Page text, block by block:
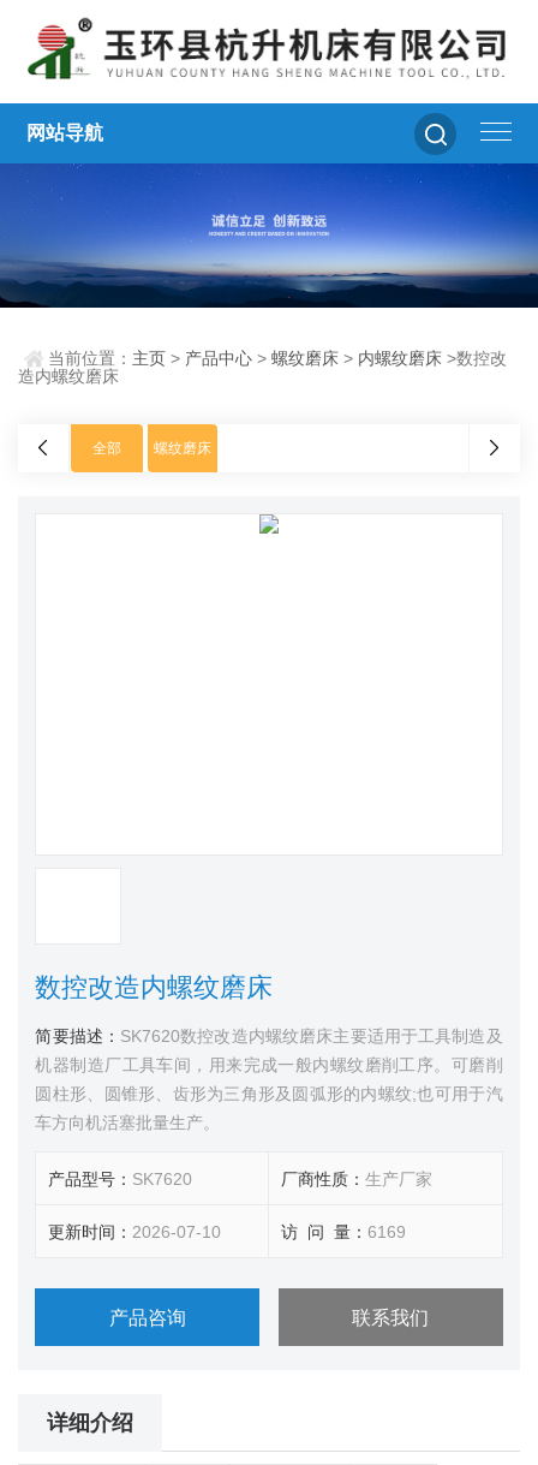
网站导航
当前位置： 主页 > 产品中心 >螺纹磨床 > 内螺纹磨床 >数控改
造内螺纹磨床
全部 螺纹磨床
数控改造内螺纹磨床
简要描述： SK7620数控改造内螺纹磨床主要适用于工具制造及
机器制造厂工具车间，用来完成一般内螺纹磨削工序。可磨削
圆柱形、圆锥形、齿形为三角形及圆弧形的内螺纹;也可用于汽
车方向机活塞批量生产。
产品型号： SK7620 厂商性质：生产厂家
更新时间： 2026-07-10 访 问 量：6169
产品咨询 联系我们
详细介绍